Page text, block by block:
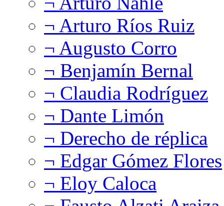
¬ Arturo Ríos Ruiz
¬ Augusto Corro
¬ Benjamín Bernal
¬ Claudia Rodríguez
¬ Dante Limón
¬ Derecho de réplica
¬ Edgar Gómez Flores
¬ Eloy Caloca